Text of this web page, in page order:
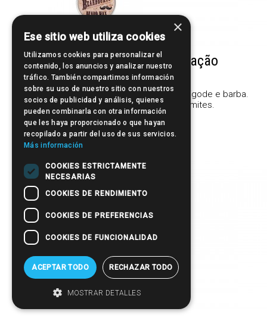
Cera para barba e bigode – Fixação
suave
Cera de fixação suave e duradoura para o bigode e barba.
Cria as formas ou texturas desejadas sem limites.
Saiba mas
×
Ese sitio web utiliza cookies
Utilizamos cookies para personalizar el
contenido, los anuncios y analizar nuestro
tráfico. También compartimos información
sobre su uso de nuestro sitio con nuestros
socios de publicidad y análisis, quienes
pueden combinarla con otra información
que les haya proporcionado o que hayan
recopilado a partir del uso de sus servicios.
Más información
COOKIES ESTRICTAMENTE
NECESARIAS
COOKIES DE RENDIMIENTO
COOKIES DE PREFERENCIAS
COOKIES DE FUNCIONALIDAD
ACEPTAR TODO RECHAZAR TODO
MOSTRAR DETALLES